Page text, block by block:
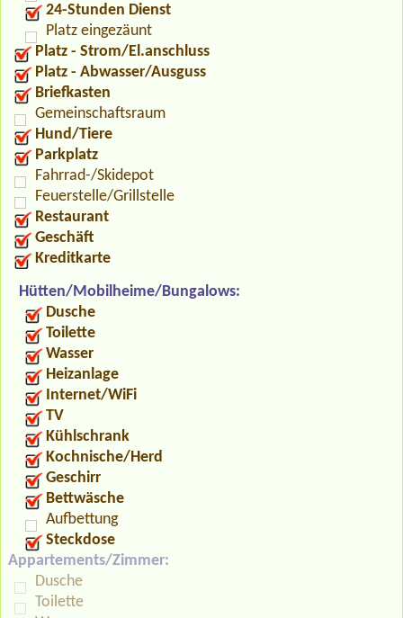
24-Stunden Dienst
Platz eingezäunt
Platz - Strom/El.anschluss
Platz - Abwasser/Ausguss
Briefkasten
Gemeinschaftsraum
Hund/Tiere
Parkplatz
Fahrrad-/Skidepot
Feuerstelle/Grillstelle
Restaurant
Geschäft
Kreditkarte
Hütten/Mobilheime/Bungalows:
Dusche
Toilette
Wasser
Heizanlage
Internet/WiFi
TV
Kühlschrank
Kochnische/Herd
Geschirr
Bettwäsche
Aufbettung
Steckdose
Appartements/Zimmer:
Dusche
Toilette